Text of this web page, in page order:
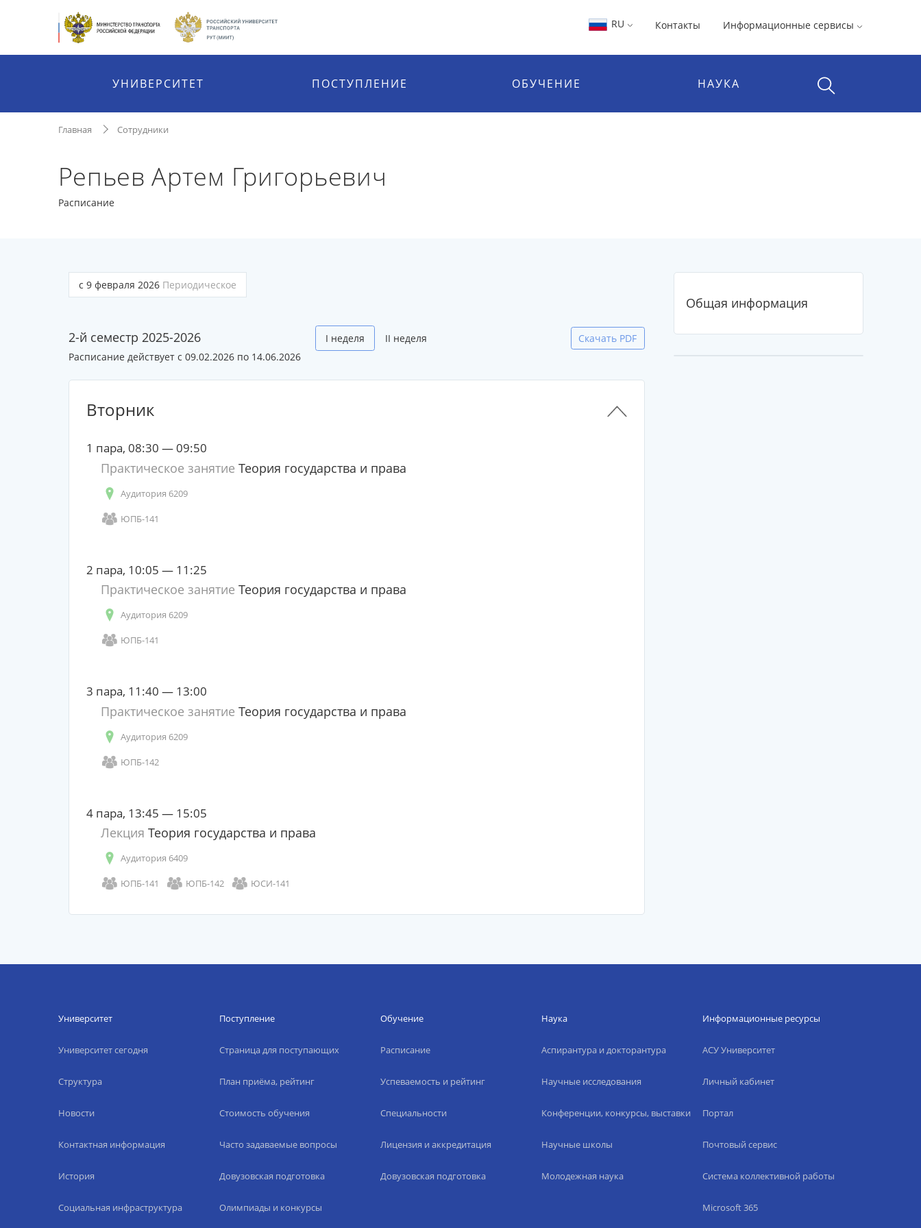
RU Контакты Информационные сервисы
УНИВЕРСИТЕТ ПОСТУПЛЕНИЕ ОБУЧЕНИЕ НАУКА
Главная Сотрудники
Репьев Артем Григорьевич
Расписание
с 9 февраля 2026 Периодическое
2-й семестр 2025-2026
Расписание действует с 09.02.2026 по 14.06.2026
I неделя II неделя Скачать PDF
Вторник
1 пара, 08:30 — 09:50
Практическое занятие Теория государства и права
Аудитория 6209
ЮПБ-141
2 пара, 10:05 — 11:25
Практическое занятие Теория государства и права
Аудитория 6209
ЮПБ-141
3 пара, 11:40 — 13:00
Практическое занятие Теория государства и права
Аудитория 6209
ЮПБ-142
4 пара, 13:45 — 15:05
Лекция Теория государства и права
Аудитория 6409
ЮПБ-141 ЮПБ-142 ЮСИ-141
Общая информация
Университет
Университет сегодня
Структура
Новости
Контактная информация
История
Социальная инфраструктура
Поступление
Страница для поступающих
План приёма, рейтинг
Стоимость обучения
Часто задаваемые вопросы
Довузовская подготовка
Олимпиады и конкурсы
Обучение
Расписание
Успеваемость и рейтинг
Специальности
Лицензия и аккредитация
Довузовская подготовка
Наука
Аспирантура и докторантура
Научные исследования
Конференции, конкурсы, выставки
Научные школы
Молодежная наука
Информационные ресурсы
АСУ Университет
Личный кабинет
Портал
Почтовый сервис
Система коллективной работы
Microsoft 365